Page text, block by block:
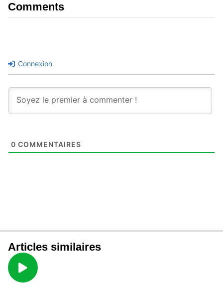
Comments
Connexion
0 COMMENTAIRES
Articles similaires